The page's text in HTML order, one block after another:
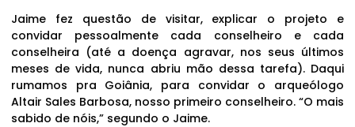
Jaime fez questão de visitar, explicar o projeto e
convidar pessoalmente cada conselheiro e cada
conselheira (até a doença agravar, nos seus últimos
meses de vida, nunca abriu mão dessa tarefa). Daqui
rumamos pra Goiânia, para convidar o arqueólogo
Altair Sales Barbosa, nosso primeiro conselheiro. “O mais
sabido de nóis,” segundo o Jaime.